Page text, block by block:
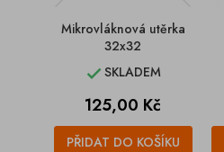
Mikrovláknová utěrka
32x32
SKLADEM
Cena
125,00 Kč
PŘIDAT DO KOŠÍKU